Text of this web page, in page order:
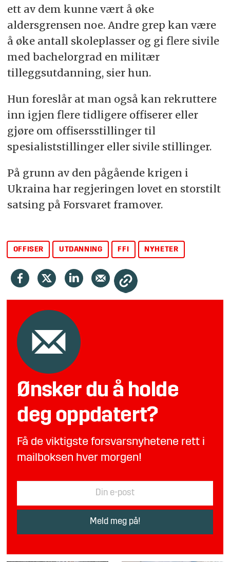
ett av dem kunne vært å øke
aldersgrensen noe. Andre grep kan være
å øke antall skoleplasser og gi flere sivile
med bachelorgrad en militær
tilleggsutdanning, sier hun.
Hun foreslår at man også kan rekruttere
inn igjen flere tidligere offiserer eller
gjøre om offisersstillinger til
spesialiststillinger eller sivile stillinger.
På grunn av den pågående krigen i
Ukraina har regjeringen lovet en storstilt
satsing på Forsvaret framover.
OFFISER UTDANNING FFI NYHETER
Ønsker du å holde
deg oppdatert?
Få de viktigste forsvarsnyhetene rett i
mailboksen hver morgen!